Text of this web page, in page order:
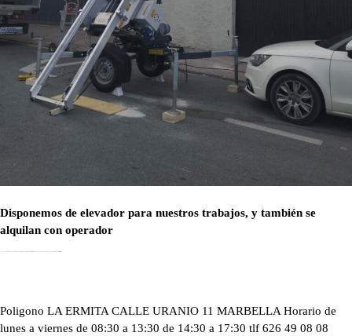
Disponemos de elevador para nuestros trabajos, y también se
alquilan con operador
Poligono LA ERMITA CALLE URANIO 11 MARBELLA Horario de
lunes a viernes de 08:30 a 13:30 de 14:30 a 17:30 tlf 626 49 08 08